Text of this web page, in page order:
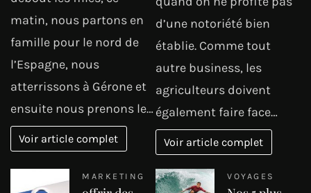
matin, nous partons en
famille pour le nord de
l’Espagne, nous
atterrissons à Gérone et
ensuite nous prenons le…
Voir article complet
d’une notoriété bien
établie. Comme tout
autre business, les
agriculteurs doivent
également faire face…
Voir article complet
MARKETING VOYAGES